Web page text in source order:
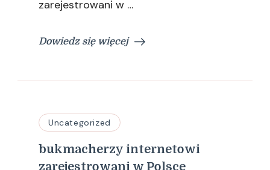
zarejestrowani w …
Dowiedz się więcej
Uncategorized
bukmacherzy internetowi
zarejestrowani w Polsce